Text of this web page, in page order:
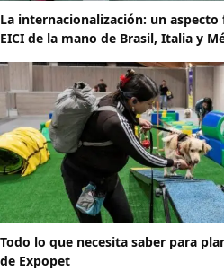
La internacionalización: un
EICI de la mano de Brasil, Italia y
Todo lo que necesita saber para
de Expopet